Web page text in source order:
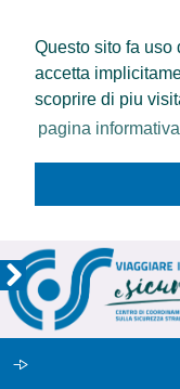
Questo sito fa uso
accetta
scoprire di piu
pagina informativa